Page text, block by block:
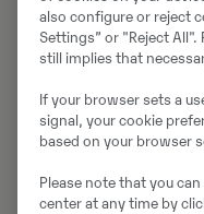
Jan Jörgensen
also configure or reject
Settings” or "Reject
still implies that
If your browser sets a
signal, your cookie
based on your browser
Please note that you
center at any time by